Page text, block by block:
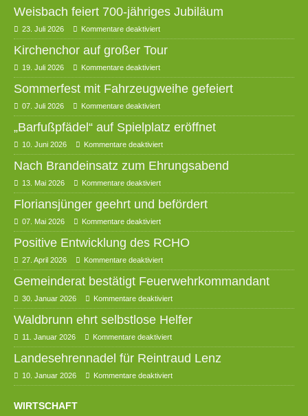
Weisbach feiert 700-jähriges Jubiläum
23. Juli 2026 Kommentare deaktiviert
Kirchenchor auf großer Tour
19. Juli 2026 Kommentare deaktiviert
Sommerfest mit Fahrzeugweihe gefeiert
07. Juli 2026 Kommentare deaktiviert
„Barfußpfädel“ auf Spielplatz eröffnet
10. Juni 2026 Kommentare deaktiviert
Nach Brandeinsatz zum Ehrungsabend
13. Mai 2026 Kommentare deaktiviert
Floriansjünger geehrt und befördert
07. Mai 2026 Kommentare deaktiviert
Positive Entwicklung des RCHO
27. April 2026 Kommentare deaktiviert
Gemeinderat bestätigt Feuerwehrkommandant
30. Januar 2026 Kommentare deaktiviert
Waldbrunn ehrt selbstlose Helfer
11. Januar 2026 Kommentare deaktiviert
Landesehrennadel für Reintraud Lenz
10. Januar 2026 Kommentare deaktiviert
WIRTSCHAFT